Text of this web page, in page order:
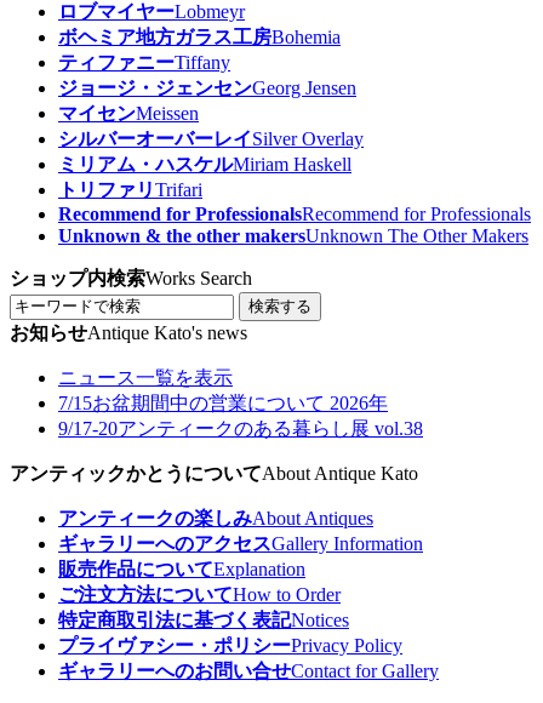
ロブマイヤーLobmeyr
ボヘミア地方ガラス工房Bohemia
ティファニーTiffany
ジョージ・ジェンセンGeorg Jensen
マイセンMeissen
シルバーオーバーレイSilver Overlay
ミリアム・ハスケルMiriam Haskell
トリファリTrifari
Recommend for ProfessionalsRecommend for Professionals
Unknown & the other makersUnknown The Other Makers
ショップ内検索Works Search
検索する
お知らせAntique Kato's news
ニュース一覧を表示
7/15お盆期間中の営業について 2026年
9/17-20アンティークのある暮らし展 vol.38
アンティックかとうについてAbout Antique Kato
アンティークの楽しみAbout Antiques
ギャラリーへのアクセスGallery Information
販売作品についてExplanation
ご注文方法についてHow to Order
特定商取引法に基づく表記Notices
プライヴァシー・ポリシーPrivacy Policy
ギャラリーへのお問い合せContact for Gallery